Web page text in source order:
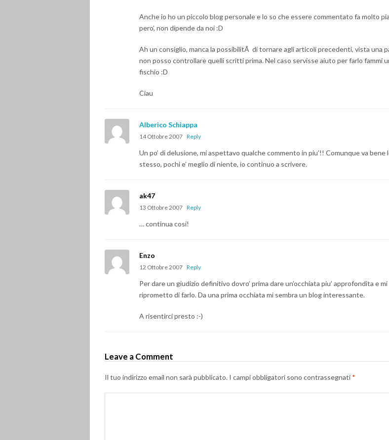
Anche io ho un piccolo blog personale e lo so che essere commentato fa molto
pero’, non dipende da noi :D
Ah un consiglio, manca la possibilitÃ di tornare agli articoli precedenti, vista una
non posso controllare quelli scritti prima. Nel caso servisse aiuto per farlo fammi
fischio :D
Ciau
Alberico Schiappa
14 Ottobre 2007 Reply
Un po’ di delusione, mi aspettavo qualche commento in piu’!! Comunque va bene
stesso, pochi e’ meglio di niente, io continuo a scrivere.
ak47
13 Ottobre 2007 Reply
… continua cosi!
Enzo
12 Ottobre 2007 Reply
Per dare un giudizio definitivo dovro’ prima dare un’occhiata piu’ approfondita e mi
riprometto di farlo. Da una prima occhiata mi sembra un blog interessante.
A risentirci presto :-)
Leave a Comment
Il tuo indirizzo email non sarà pubblicato. I campi obbligatori sono contrassegnati *